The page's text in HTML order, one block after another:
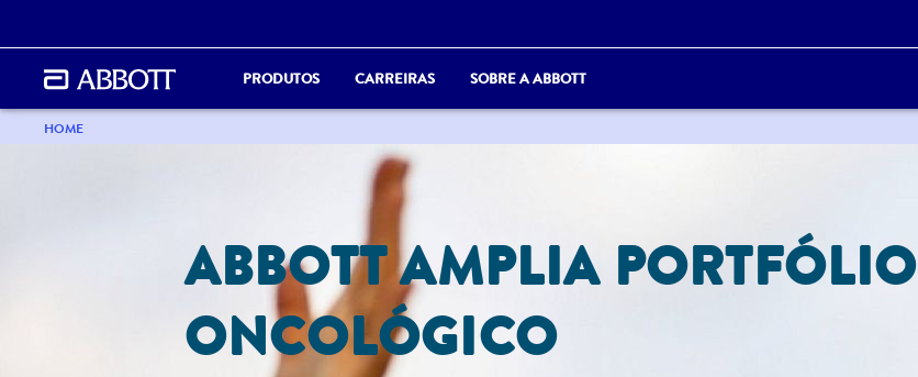
PRODUTOS CARREIRAS SOBRE A ABBOTT
HOME
ABBOTT AMPLIA PORTFÓLIO
ONCOLÓGICO